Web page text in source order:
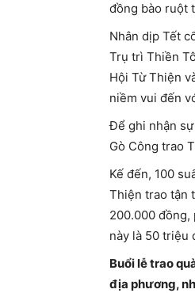
đồng bào ruột
Nhân dịp Tết
Trụ trì Thiền
Hội Từ Thiện
niềm vui đến
Để ghi nhận sự
Gò Công trao
Kế đến, 100
Thiện trao tận
200.000 đồng,
này là 50 triệu
Buổi lễ trao
địa phương,